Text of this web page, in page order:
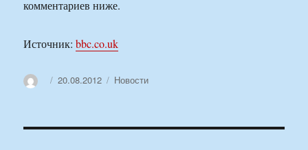
комментариев ниже.
Источник:bbc.co.uk
АвторОпубликовано
20.08.2012 Рубрики
Новости